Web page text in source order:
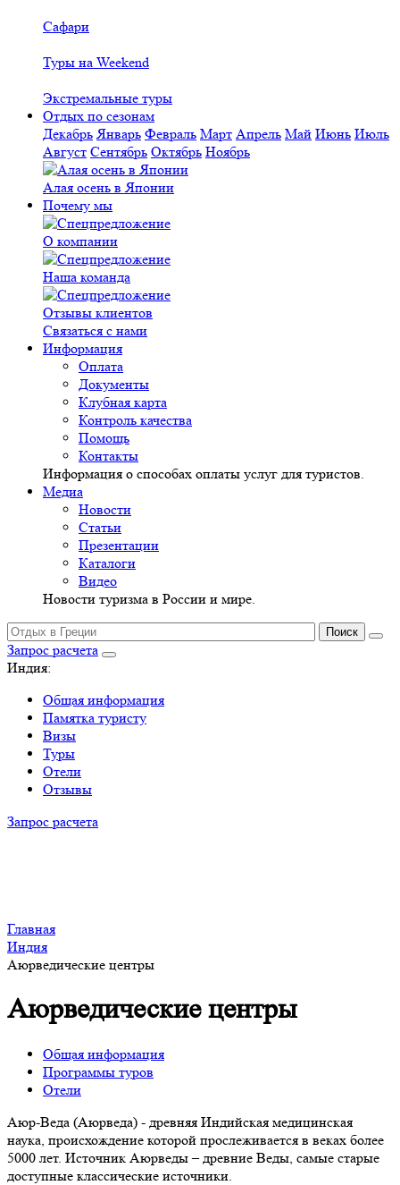
Сафари
Туры на Weekend
Экстремальные туры
Отдых по сезонам
Декабрь Январь Февраль Март Апрель Май Июнь Июль
Август Сентябрь Октябрь Ноябрь
Алая осень в Японии
Почему мы
О компании
Наша команда
Отзывы клиентов
Связаться с нами
Информация
Оплата
Документы
Клубная карта
Контроль качества
Помощь
Контакты
Информация о способах оплаты услуг для туристов.
Медиа
Новости
Статьи
Презентации
Каталоги
Видео
Новости туризма в России и мире.
Запрос расчета
Индия:
Общая информация
Памятка туристу
Визы
Туры
Отели
Отзывы
Запрос расчета
Главная
Индия
Аюрведические центры
Аюрведические центры
Общая информация
Программы туров
Отели
Аюр-Веда (Аюрведа) - древняя Индийская медицинская
наука, происхождение которой прослеживается в веках более
5000 лет. Источник Аюрведы – древние Веды, самые старые
доступные классические источники.